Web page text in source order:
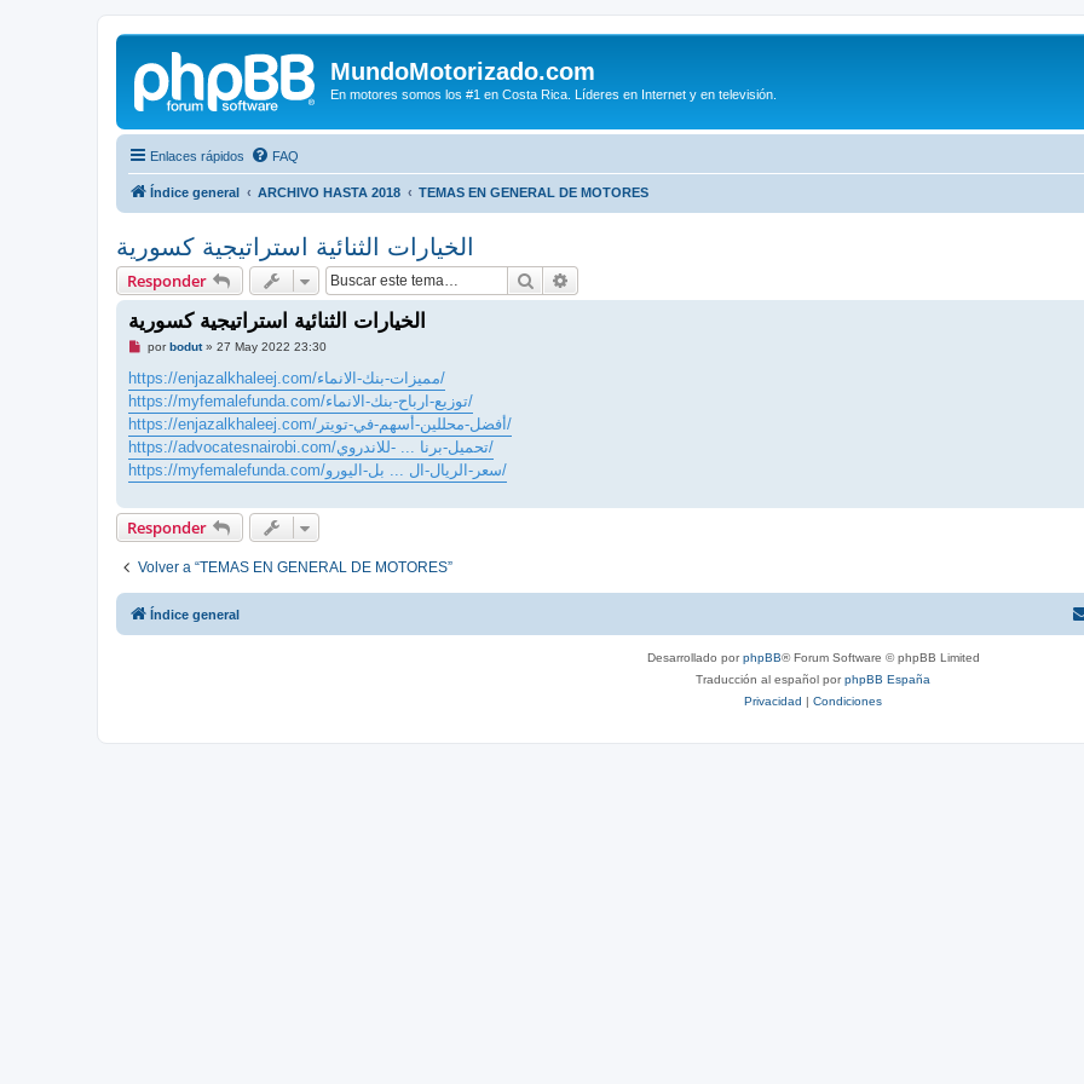
MundoMotorizado.com
En motores somos los #1 en Costa Rica. Líderes en Internet y en televisión.
Enlaces rápidos FAQ
Índice general ARCHIVO HASTA 2018 TEMAS EN GENERAL DE MOTORES
الخيارات الثنائية استراتيجية كسورية
Responder Buscar
الخيارات الثنائية استراتيجية كسورية
M
n
s
a
j
e
s
i
n
r
porbodut» 27 May 2022 23:30
https://enjazalkhaleej.com/مميزات-بنك-الانماء/
https://myfemalefunda.com/توزيع-ارباح-بنك-الانماء/
https://enjazalkhaleej.com/أفضل-محللين-أسهم-في-تويتر/
https://advocatesnairobi.com/تحميل-برنا ... -للاندروي/
https://myfemalefunda.com/سعر-الريال-ال ... بل-اليورو/
Responder
Volver a “TEMAS EN GENERAL DE MOTORES”
Índice general
Desarrollado porphpBB® Forum Software © phpBB Limited
Traducción al español porphpBB España
Privacidad | Condiciones